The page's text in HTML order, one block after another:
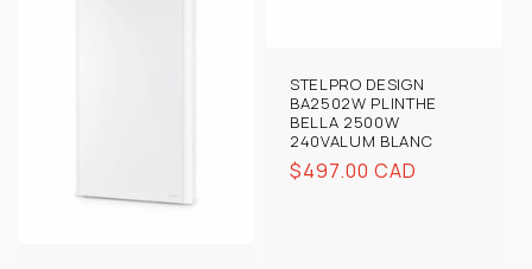
STELPRO DESIGN
BA2502W PLINTHE
BELLA 2500W
240VALUM BLANC
Prix
$497.00 CAD